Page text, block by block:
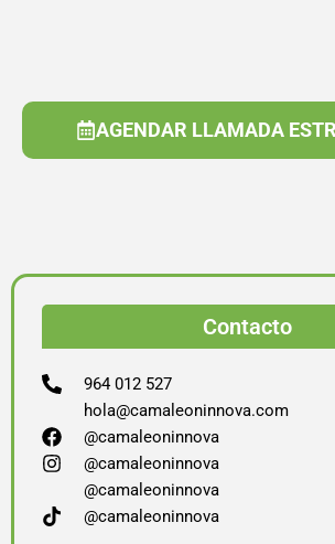
AGENDAR LLAMADA
Contacto
964 012 527
hola@camaleoninnova.com
@camaleoninnova
@camaleoninnova
@camaleoninnova
@camaleoninnova